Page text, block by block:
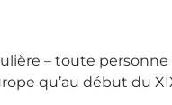
– toute
qu’au début du